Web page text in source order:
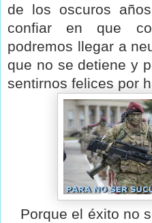
de los oscuros
confiar en que
podremos llegar a
que no se detiene y
sentirnos felices por
Porque el éxito no